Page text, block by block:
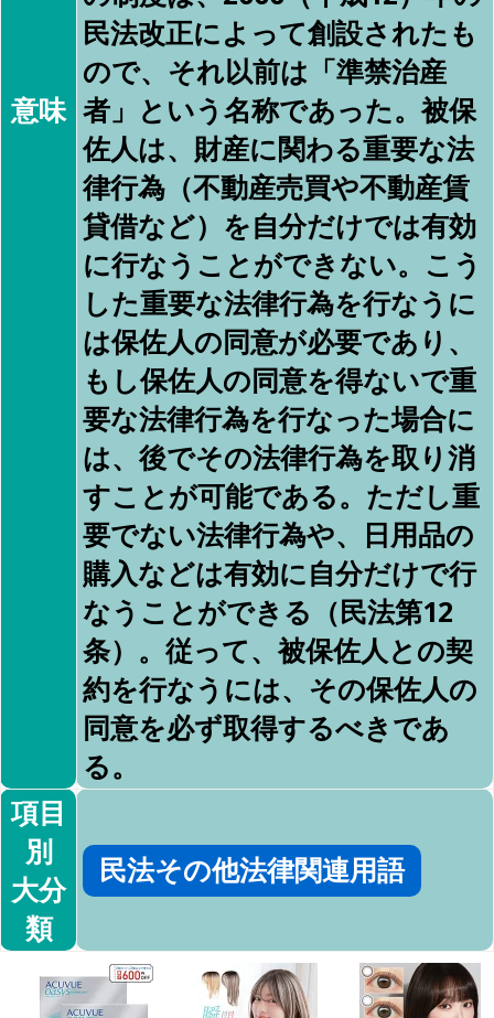
意味
民法改正によって創設されたも
ので、それ以前は「準禁治産
者」という名称であった。被保
佐人は、財産に関わる重要な法
律行為（不動産売買や不動産賃
貸借など）を自分だけでは有効
に行なうことができない。こう
した重要な法律行為を行なうに
は保佐人の同意が必要であり、
もし保佐人の同意を得ないで重
要な法律行為を行なった場合に
は、後でその法律行為を取り消
すことが可能である。ただし重
要でない法律行為や、日用品の
購入などは有効に自分だけで行
なうことができる（民法第12
条）。従って、被保佐人との契
約を行なうには、その保佐人の
同意を必ず取得するべきであ
る。
項目
別
大分
類
民法その他法律関連用語